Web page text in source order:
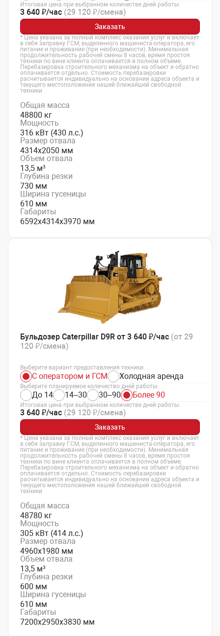
Итоговая цена при выбранном количестве дней работы:
3 640 ₽/час (29 120 ₽/смена)
Заказать
* Цена указана за полный комплекс оказания услуг и включает
в себя заправку ГСМ, выделенного машиниста-оператора, его
питание и проживание (при необходимости). Минимальная
продолжительность рабочей смены 8 часов, время простоя
техники по вине клиента оплачивается в полном объеме.
Перебазировка строительного механизма на объект и обратно
оплачивается отдельно. Стоимость перебазировки
расчитывается индивидуально на основании адреса объекта и
текущего местоположения нашей ближайшей свободной
техники
Общая масса
48800 кг
Мощность
316 кВт (430 л.с.)
Размер отвала
4314х2050 мм
Объем отвала
13,5 м³
Глубина резки
730 мм
Ширина гусеницы
610 мм
Габариты
6592х4314х3970 мм
Бульдозер Caterpillar D9R от 3 640 ₽/час (от 29
120 ₽/смена)
Выберите вариант предоставления техники:
С оператором и ГСМ Холодная аренда
Выберите планируемое количество дней работы:
До 14 14–30 30–90 Более 90
Итоговая цена при выбранном количестве дней работы:
3 640 ₽/час (29 120 ₽/смена)
Заказать
* Цена указана за полный комплекс оказания услуг и включает
в себя заправку ГСМ, выделенного машиниста-оператора, его
питание и проживание (при необходимости). Минимальная
продолжительность рабочей смены 8 часов, время простоя
техники по вине клиента оплачивается в полном объеме.
Перебазировка строительного механизма на объект и обратно
оплачивается отдельно. Стоимость перебазировки
расчитывается индивидуально на основании адреса объекта и
текущего местоположения нашей ближайшей свободной
техники
Общая масса
48780 кг
Мощность
305 кВт (414 л.с.)
Размер отвала
4960х1980 мм
Объем отвала
13,5 м³
Глубина резки
600 мм
Ширина гусеницы
610 мм
Габариты
7200х2950х3830 мм